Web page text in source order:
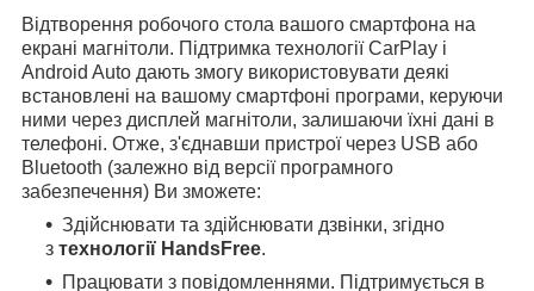
Відтворення робочого стола вашого смартфона на
екрані магнітоли. Підтримка технології CarPlay і
Android Auto дають змогу використовувати деякі
встановлені на вашому смартфоні програми, керуючи
ними через дисплей магнітоли, залишаючи їхні дані в
телефоні. Отже, з'єднавши пристрої через USB або
Bluetooth (залежно від версії програмного
забезпечення) Ви зможете:
Здійснювати та здійснювати дзвінки, згідно
з технології HandsFree.
Працювати з повідомленнями. Підтримується в